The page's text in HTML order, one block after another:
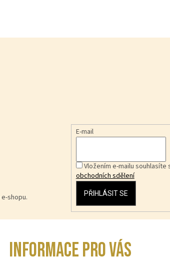
shopu.
E-mail
Vložením e-mailu souhlasíte
obchodních sdělení
PŘIHLÁSIT SE
INFORMACE PRO VÁS